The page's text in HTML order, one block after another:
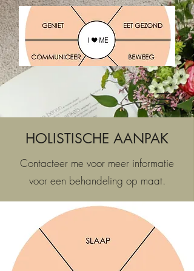
HOLISTISCHE AANPAK
Contacteer me voor meer informatie
voor een behandeling op maat.